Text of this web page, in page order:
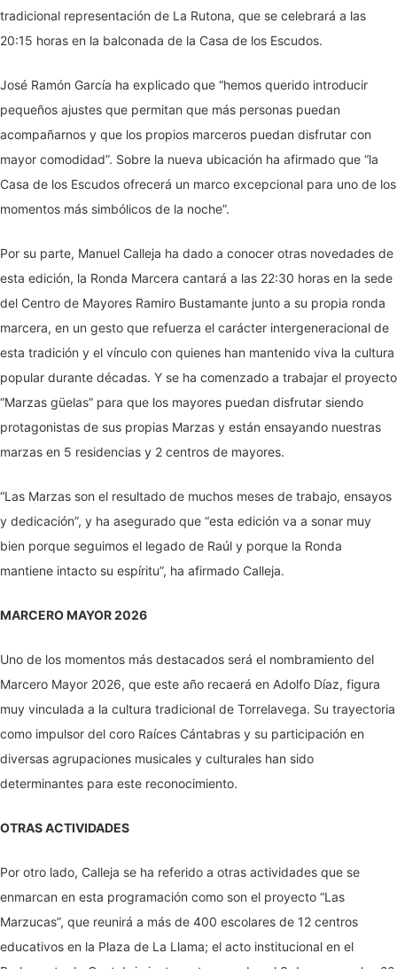
tradicional representación de La Rutona, que se celebrará a las
20:15 horas en la balconada de la Casa de los Escudos.
José Ramón García ha explicado que “hemos querido introducir
pequeños ajustes que permitan que más personas puedan
acompañarnos y que los propios marceros puedan disfrutar con
mayor comodidad”. Sobre la nueva ubicación ha afirmado que “la
Casa de los Escudos ofrecerá un marco excepcional para uno de los
momentos más simbólicos de la noche”.
Por su parte, Manuel Calleja ha dado a conocer otras novedades de
esta edición, la Ronda Marcera cantará a las 22:30 horas en la sede
del Centro de Mayores Ramiro Bustamante junto a su propia ronda
marcera, en un gesto que refuerza el carácter intergeneracional de
esta tradición y el vínculo con quienes han mantenido viva la cultura
popular durante décadas. Y se ha comenzado a trabajar el proyecto
“Marzas güelas” para que los mayores puedan disfrutar siendo
protagonistas de sus propias Marzas y están ensayando nuestras
marzas en 5 residencias y 2 centros de mayores.
“Las Marzas son el resultado de muchos meses de trabajo, ensayos
y dedicación”, y ha asegurado que “esta edición va a sonar muy
bien porque seguimos el legado de Raúl y porque la Ronda
mantiene intacto su espíritu”, ha afirmado Calleja.
MARCERO MAYOR 2026
Uno de los momentos más destacados será el nombramiento del
Marcero Mayor 2026, que este año recaerá en Adolfo Díaz, figura
muy vinculada a la cultura tradicional de Torrelavega. Su trayectoria
como impulsor del coro Raíces Cántabras y su participación en
diversas agrupaciones musicales y culturales han sido
determinantes para este reconocimiento.
OTRAS ACTIVIDADES
Por otro lado, Calleja se ha referido a otras actividades que se
enmarcan en esta programación como son el proyecto “Las
Marzucas”, que reunirá a más de 400 escolares de 12 centros
educativos en la Plaza de La Llama; el acto institucional en el